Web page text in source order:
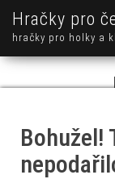
Hračky pro
hračky pro holky a
Bohužel!